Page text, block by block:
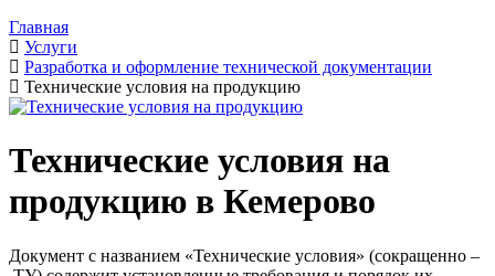
Главная
Услуги
Разработка и оформление технической документации
Технические условия на продукцию
Технические условия на
продукцию в Кемерово
Документ с названием «Технические условия» (сокращенно –